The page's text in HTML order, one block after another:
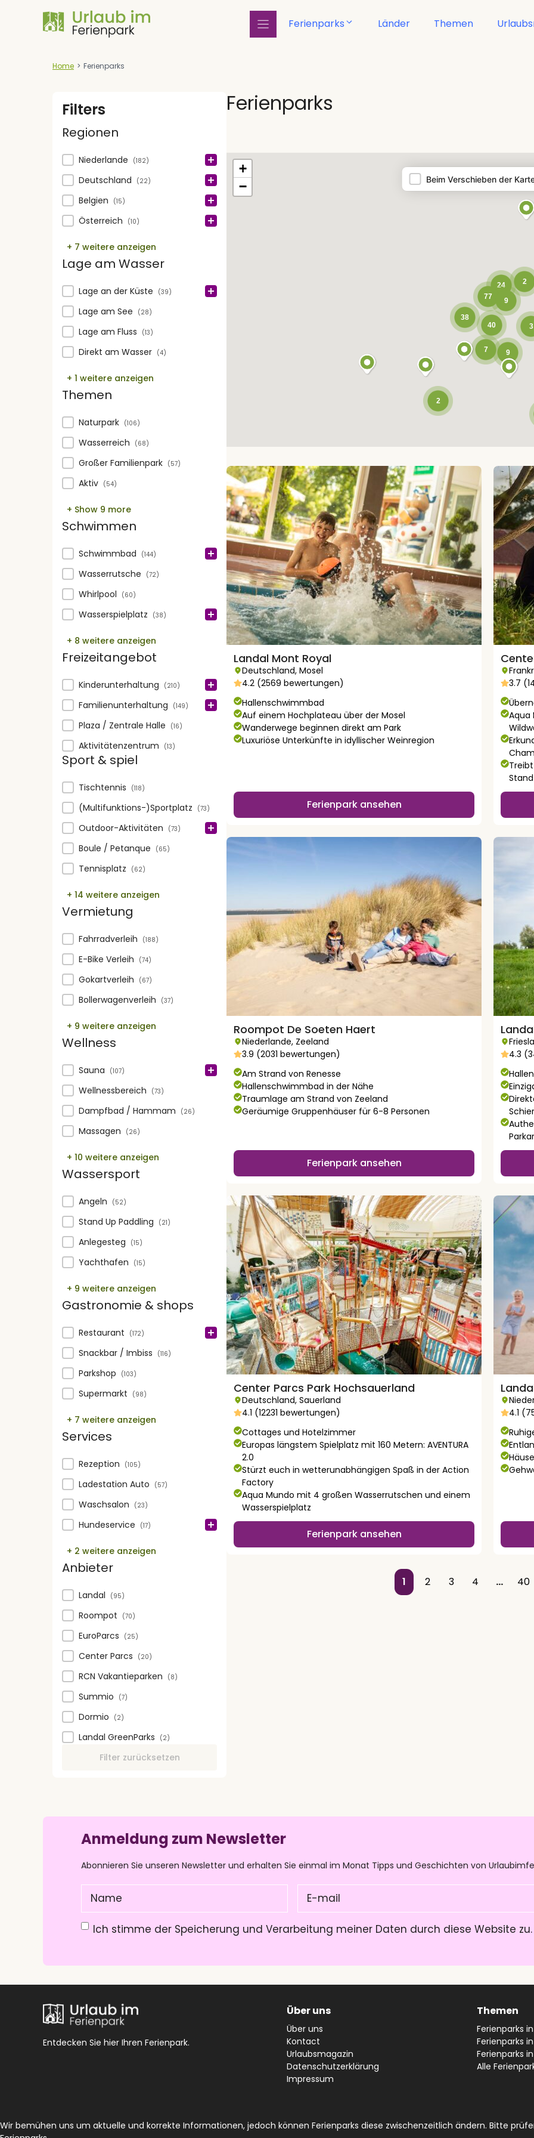
Ferienparks Länder Themen
Home > Ferienparks
Filters
Regionen
Regionen
Niederlande (182)
Deutschland (22)
Belgien (15)
Österreich (10)
+ 7 weitere anzeigen
Lage am Wasser
Lage am Wasser
Lage an der Küste (39)
Lage am See (28)
Lage am Fluss (13)
Direkt am Wasser (4)
+ 1 weitere anzeigen
Themen
Themen
Naturpark (106)
Wasserreich (68)
Großer Familienpark (57)
Aktiv (54)
+ Show 9 more
Schwimmen
Schwimmen
Schwimmbad (144)
Wasserrutsche (72)
Whirlpool (60)
Wasserspielplatz (38)
+ 8 weitere anzeigen
Freizeitangebot
Freizeitangebot
Kinderunterhaltung (210)
Familienunterhaltung (149)
Plaza / Zentrale Halle (16)
Aktivitätenzentrum (13)
Sport & spiel
Sport & spiel
Tischtennis (118)
(Multifunktions-)Sportplatz (73)
Outdoor-Aktivitäten (73)
Boule / Petanque (65)
Tennisplatz (62)
+ 14 weitere anzeigen
Vermietung
Vermietung
Fahrradverleih (188)
E-Bike Verleih (74)
Gokartverleih (67)
Bollerwagenverleih (37)
+ 9 weitere anzeigen
Wellness
Wellness
Sauna (107)
Wellnessbereich (73)
Dampfbad / Hammam (26)
Massagen (26)
+ 10 weitere anzeigen
Wassersport
Wassersport
Angeln (52)
Stand Up Paddling (21)
Anlegesteg (15)
Yachthafen (15)
+ 9 weitere anzeigen
Gastronomie & shops
Gastronomie & shops
Restaurant (172)
Snackbar / Imbiss (116)
Parkshop (103)
Supermarkt (98)
+ 7 weitere anzeigen
Services
Services
Rezeption (105)
Ladestation Auto (57)
Waschsalon (23)
Hundeservice (17)
+ 2 weitere anzeigen
Anbieter
Anbieter
Landal (95)
Roompot (70)
EuroParcs (25)
Center Parcs (20)
RCN Vakantieparken (8)
Summio (7)
Dormio (2)
Landal GreenParks (2)
Filter zurücksetzen
Ferienparks
Map
3
2
9
7
38
40
2
9
24
77
+
−
Beim Verschieben der
Landal Mont Royal
Deutschland, Mosel
4.2 (2569 bewertungen)
Hallenschwimmbad
Auf einem Hochplateau über der Mosel
Wanderwege beginnen direkt am Park
Luxuriöse Unterkünfte in idyllischer Weinregion
Ferienpark ansehen
3.7
Aqua
Roompot De Soeten Haert
Niederlande, Zeeland
3.9 (2031 bewertungen)
Am Strand von Renesse
Hallenschwimmbad in der Nähe
Traumlage am Strand von Zeeland
Geräumige Gruppenhäuser für 6-8 Personen
Ferienpark ansehen
4.3
Center Parcs Park Hochsauerland
Deutschland, Sauerland
4.1 (12231 bewertungen)
Cottages und Hotelzimmer
Europas längstem Spielplatz mit 160 Metern: AVENTURA
2.0
Stürzt euch in wetterunabhängigen Spaß in der Action
Factory
Aqua Mundo mit 4 großen Wasserrutschen und einem
Wasserspielplatz
Ferienpark ansehen
4.1
1 2 3 4 … 40
Anmeldung zum Newsletter
Abonnieren Sie unseren Newsletter und erhalten Sie einmal im Monat Tipps und Geschichten von
Datenschutzerklärung(Pflichtfeld)
Ich stimme der Speicherung und Verarbeitung meiner Daten durch diese Website zu.
Name
mail(Pflichtfeld)
Entdecken Sie hier Ihren Ferienpark.
Über uns
Über uns
Kontact
Urlaubsmagazin
Datenschutzerklärung
Impressum
Themen
Ferienparks
Ferienparks
Ferienparks
Alle
Wir bemühen uns um aktuelle und korrekte Informationen, jedoch können Ferienparks diese zwischenzeitlich ändern. Bitte